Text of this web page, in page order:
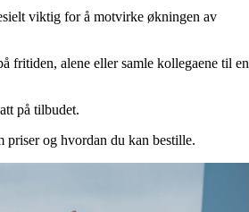
viktig for å motvirke økningen av
fritiden, alene eller samle kollegaene til en
på tilbudet.
og hvordan du kan bestille.